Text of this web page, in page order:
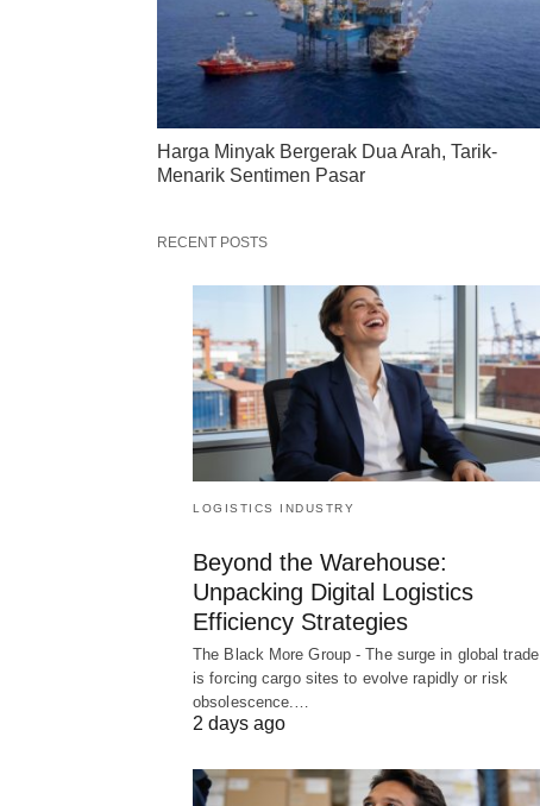
Harga Minyak Bergerak Dua Arah, Tarik-
Menarik Sentimen Pasar
RECENT POSTS
LOGISTICS INDUSTRY
Beyond the Warehouse:
Unpacking Digital Logistics
Efficiency Strategies
The Black More Group - The surge in global trade
is forcing cargo sites to evolve rapidly or risk
obsolescence.…
2 days ago